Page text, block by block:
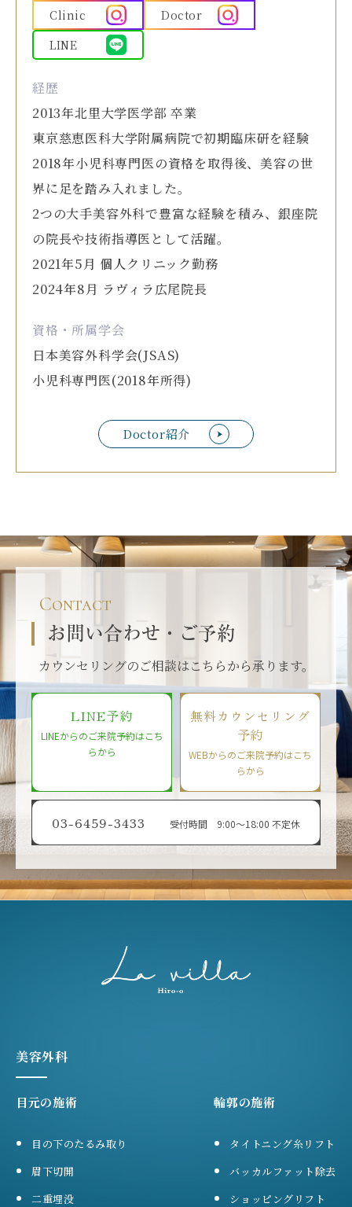
Doctor紹介
Clinic
Doctor
LINE
経歴
2013年北里大学医学部 卒業
東京慈恵医科大学附属病院で初期臨床研を経験
2018年小児科専門医の資格を取得後、美容の世
界に足を踏み入れました。
2つの大手美容外科で豊富な経験を積み、銀座院
の院長や技術指導医として活躍。
2021年5月 個人クリニック勤務
2024年8月 ラヴィラ広尾院長
資格・所属学会
日本美容外科学会(JSAS)
小児科専門医(2018年所得)
Contact
お問い合わせ・ご予約
カウンセリングのご相談はこちらから承ります。
LINE予約
LINEからのご来院予約はこち
らから
無料カウンセリング
予約
WEBからのご来院予約はこち
らから
03-6459-3433 受付時間 9:00〜18:00 不定休
美容外科
目元の施術
目の下のたるみ取り
眉下切開
二重埋没
輪郭の施術
タイトニング糸リフト
バッカルファット除去
ショッピングリフト